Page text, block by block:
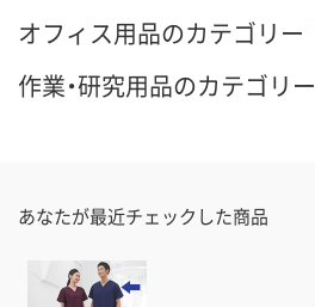
オフィス用品のカテゴリー
作業・研究用品のカテゴリー
あなたが最近チェックした商品